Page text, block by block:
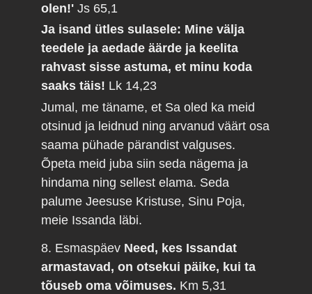
olen!'Js 65,1
Ja isand ütles sulasele: Mine välja
teedele ja aedade äärde ja keelita
rahvast sisse astuma, et minu koda
saaks täis! Lk 14,23
Jumal, me täname, et Sa oled ka meid
otsinud ja leidnud ning arvanud väärt osa
saama pühade pärandist valguses.
Õpeta meid juba siin seda nägema ja
hindama ning sellest elama. Seda
palume Jeesuse Kristuse, Sinu Poja,
meie Issanda läbi.
8. Esmaspäev Need, kes Issandat
armastavad, on otsekui päike, kui ta
tõuseb oma võimuses. Km 5,31